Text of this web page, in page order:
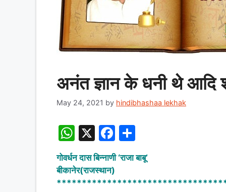
अनंत ज्ञान के धनी थे आदि
May 24, 2021 by hindibhashaa lekhak
W
at
s
X
F
a
c
e
ar
e
गोवर्धन दास बिन्नाणी ‘राजा बाबू’
बीकानेर(राजस्थान)